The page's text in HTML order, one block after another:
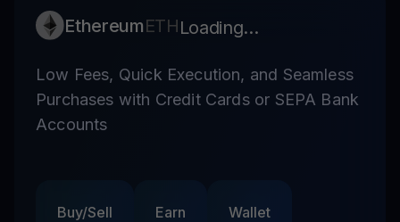
EthereumETHLoading...
Low Fees, Quick Execution, and Seamless
Purchases with Credit Cards or SEPA Bank
Accounts
Buy/Sell Earn Wallet